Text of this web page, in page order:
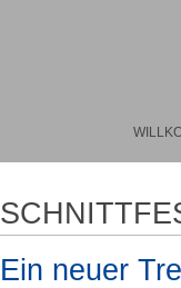
Ein neuer